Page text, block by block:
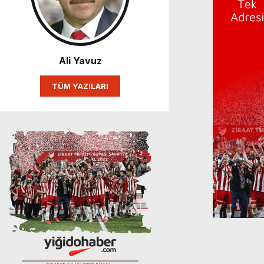
Ali Yavuz
TÜM YAZILARI